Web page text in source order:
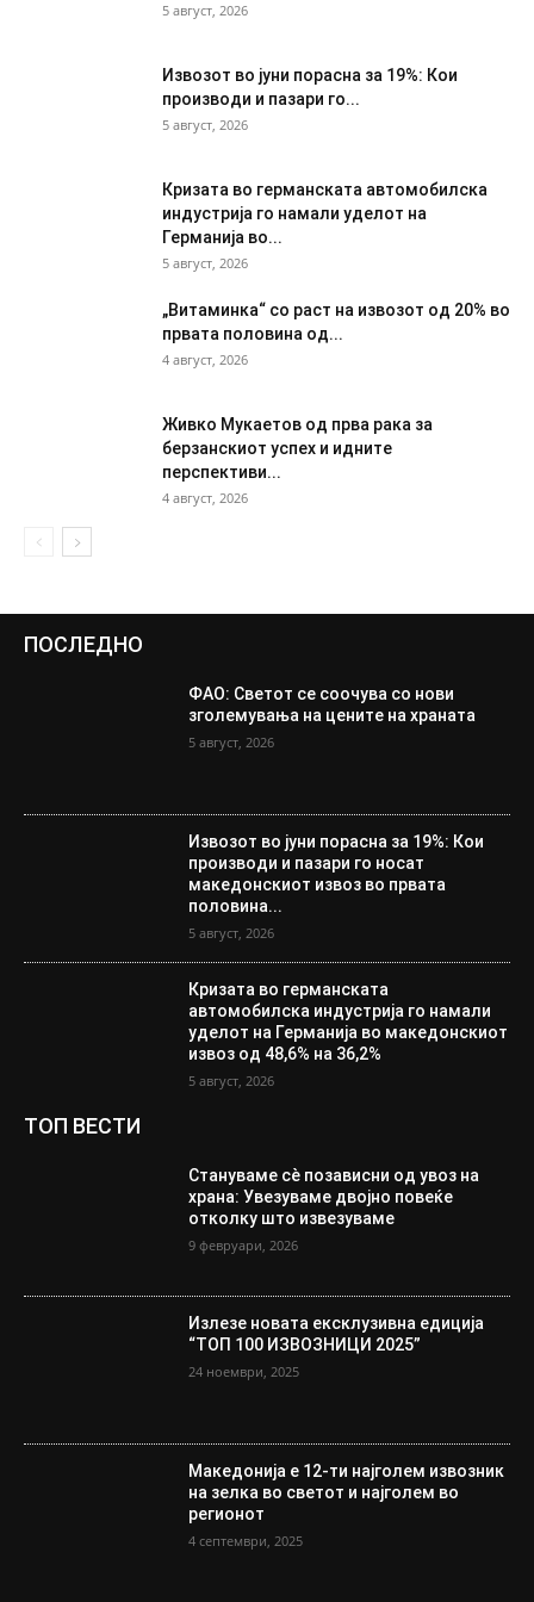
5 август, 2026
Извозот во јуни порасна за 19%: Кои
производи и пазари го...
5 август, 2026
Кризата во германската автомобилска
индустрија го намали уделот на
Германија во...
5 август, 2026
„Витаминка“ со раст на извозот од 20% во
првата половина од...
4 август, 2026
Живко Мукаетов од прва рака за
берзанскиот успех и идните
перспективи...
4 август, 2026
ПОСЛЕДНО
ФАО: Светот се соочува со нови
зголемувања на цените на храната
5 август, 2026
Извозот во јуни порасна за 19%: Кои
производи и пазари го носат
македонскиот извоз во првата
половина...
5 август, 2026
Кризата во германската
автомобилска индустрија го намали
уделот на Германија во македонскиот
извоз од 48,6% на 36,2%
5 август, 2026
ТОП ВЕСТИ
Стануваме сè позависни од увоз на
храна: Увезуваме двојно повеќе
отколку што извезуваме
9 февруари, 2026
Излезе новата ексклузивна едиција
“ТОП 100 ИЗВОЗНИЦИ 2025”
24 ноември, 2025
Македонија е 12-ти најголем извозник
на зелка во светот и најголем во
регионот
4 септември, 2025